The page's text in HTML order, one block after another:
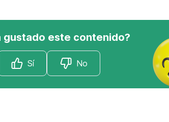
gustado este contenido?
Sí No